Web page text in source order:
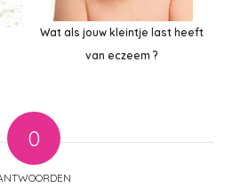
Wat als jouw kleintje last heeft
van eczeem ?
0